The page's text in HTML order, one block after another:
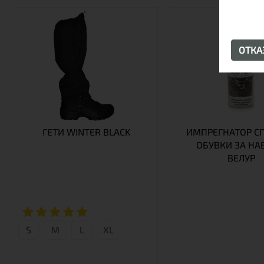
ГЕТИ WINTER BLACK
S М L XL
ИМПРЕГНАТОР
ОБУВКИ ЗА
ВЕЛУР